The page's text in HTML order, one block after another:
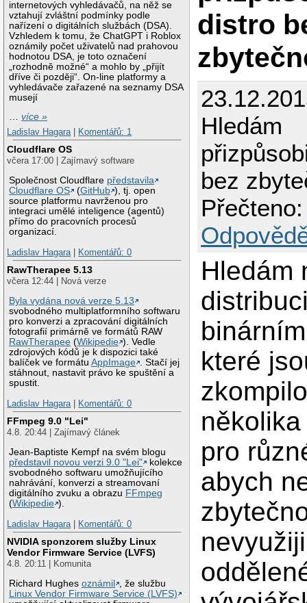
internetových vyhledávačů, na něž se
vztahují zvláštní podmínky podle
nařízení o digitálních službách (DSA).
Vzhledem k tomu, že ChatGPT i Roblox
oznámily počet uživatelů nad prahovou
hodnotou DSA, je toto označení
„rozhodně možné“ a mohlo by „přijít
dříve či později“. On-line platformy a
vyhledávače zařazené na seznamy DSA
musejí
…více »
Ladislav Hagara
Komentářů: 1
Cloudflare OS
včera 17:00 | Zajímavý software
Společnost Cloudflare představila
Cloudflare OS
(GitHub ), tj. open
source platformu navrženou pro
integraci umělé inteligence (agentů)
přímo do pracovních procesů
organizací.
Ladislav Hagara
Komentářů: 0
RawTherapee 5.13
včera 12:44 | Nová verze
Byla vydána nová verze 5.13
svobodného multiplatformního softwaru
pro konverzi a zpracování digitálních
fotografií primárně ve formátů RAW
RawTherapee (Wikipedie ). Vedle
zdrojových kódů je k dispozici také
balíček ve formátuAppImage . Stačí jej
stáhnout, nastavit právo ke spuštění a
spustit.
Ladislav Hagara
Komentářů: 0
FFmpeg 9.0 "Lei"
4.8. 20:44 | Zajímavý článek
Jean-Baptiste Kempf na svém blogu
představil novou verzi 9.0 "Lei"
kolekce
svobodného softwaru umožňujícího
nahrávání, konverzi a streamovaní
digitálního zvuku a obrazu FFmpeg
(Wikipedie ).
Ladislav Hagara
Komentářů: 0
NVIDIA sponzorem služby Linux
Vendor Firmware Service (LVFS)
4.8. 20:11 | Komunita
Richard Hughesoznámil
, že službu
Linux Vendor Firmware Service (LVFS)
distro
Hledám
bez
Hledám
které
pro
abych